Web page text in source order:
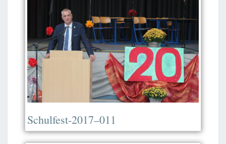
Schulfest-2017–011